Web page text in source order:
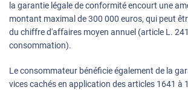
la garantie légale de conformité encourt une
montant maximal de 300 000 euros, qui peut
du chiffre d'affaires moyen annuel (article L.
consommation).
Le consommateur bénéficie également de la
vices cachés en application des articles 1641 à